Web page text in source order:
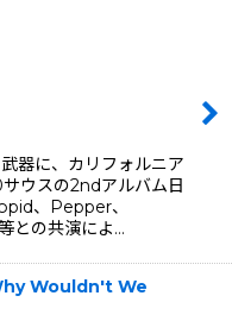
器に、カリフォルニア
ウスの2ndアルバム日
、Pepper、
との共演によ…
Wouldn't We